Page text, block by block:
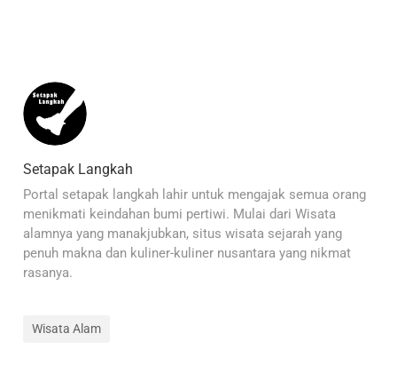
Setapak Langkah
Portal setapak langkah lahir untuk mengajak semua orang
menikmati keindahan bumi pertiwi. Mulai dari Wisata
alamnya yang manakjubkan, situs wisata sejarah yang
penuh makna dan kuliner-kuliner nusantara yang nikmat
rasanya.
Wisata Alam